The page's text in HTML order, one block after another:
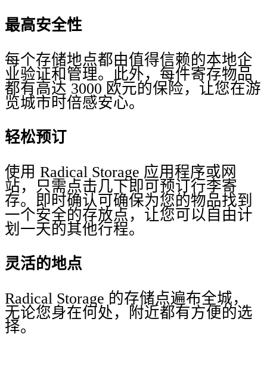
最高安全性
每个存储地点都由值得信赖的本地企
业验证和管理。此外，每件寄存物品
都有高达 3000 欧元的保险，让您在游
览城市时倍感安心。
轻松预订
使用 Radical Storage 应用程序或网
站，只需点击几下即可预订行李寄
存。即时确认可确保为您的物品找到
一个安全的存放点，让您可以自由计
划一天的其他行程。
灵活的地点
Radical Storage 的存储点遍布全城，
无论您身在何处，附近都有方便的选
择。